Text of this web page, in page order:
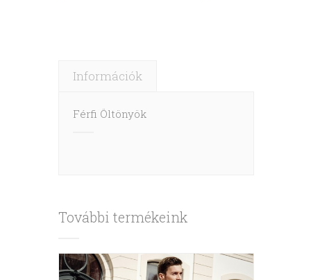
Információk
Férfi Öltönyök
További termékeink